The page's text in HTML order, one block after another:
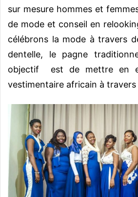
sur mesure hommes et
de mode et conseil en
célébrons la mode à travers
dentelle, le pagne
objectif est de mettre en
vestimentaire africain à